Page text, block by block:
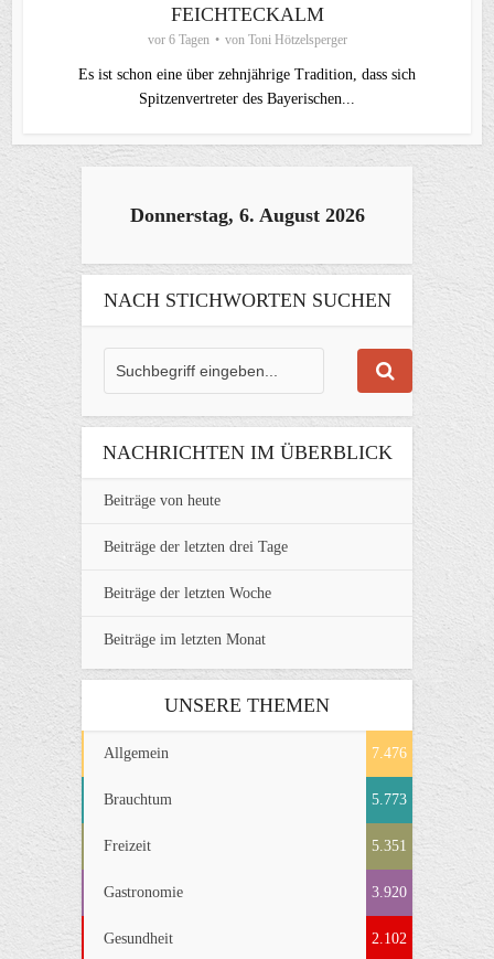
FEICHTECKALM
vor 6 Tagen von Toni Hötzelsperger
Es ist schon eine über zehnjährige Tradition, dass sich
Spitzenvertreter des Bayerischen...
Donnerstag, 6. August 2026
NACH STICHWORTEN SUCHEN
NACHRICHTEN IM ÜBERBLICK
Beiträge von heute
Beiträge der letzten drei Tage
Beiträge der letzten Woche
Beiträge im letzten Monat
UNSERE THEMEN
Allgemein 7.476
Brauchtum 5.773
Freizeit 5.351
Gastronomie 3.920
Gesundheit 2.102